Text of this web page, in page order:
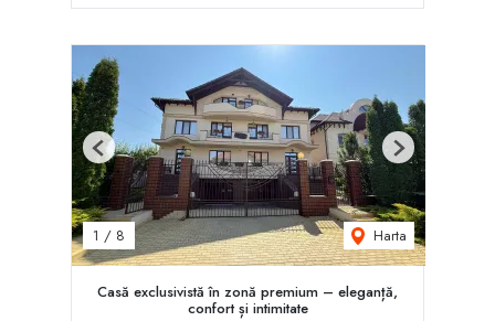
1 / 8 Harta
Previous Next
Casă exclusivistă în zonă premium – eleganță,
confort și intimitate